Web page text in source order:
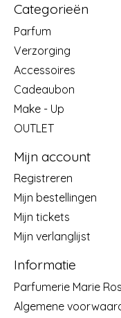
Categorieën
Parfum
Verzorging
Accessoires
Cadeaubon
Make - Up
OUTLET
Mijn account
Registreren
Mijn bestellingen
Mijn tickets
Mijn verlanglijst
Informatie
Parfumerie Marie
Algemene